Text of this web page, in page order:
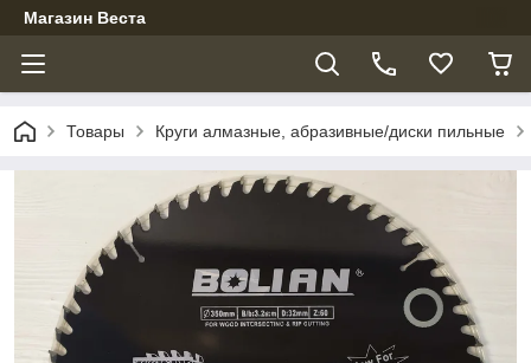
Магазин Веста
Товары Круги алмазные, абразивные/диски пильные